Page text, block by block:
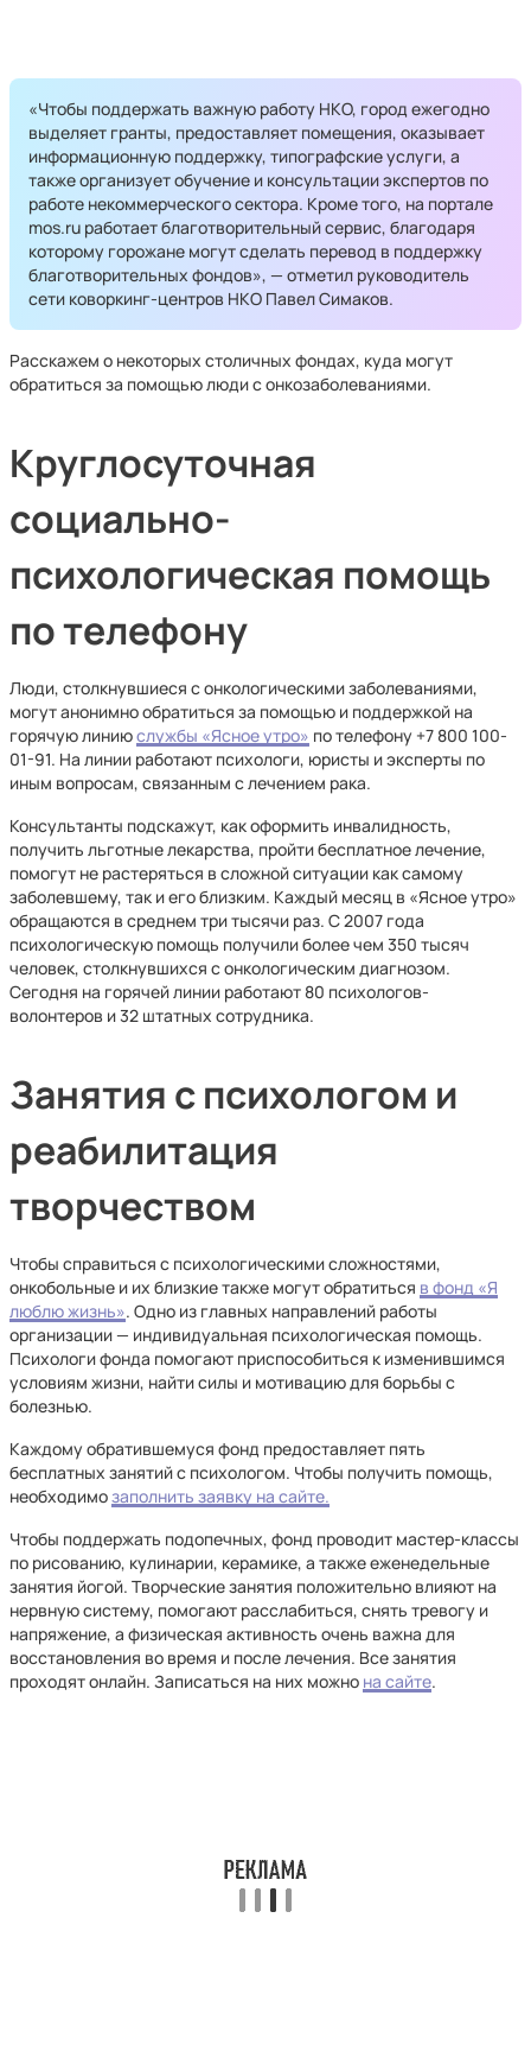
«Чтобы поддержать важную работу НКО, город ежегодно
выделяет гранты, предоставляет помещения, оказывает
информационную поддержку, типографские услуги, а
также организует обучение и консультации экспертов по
работе некоммерческого сектора. Кроме того, на портале
mos.ru работает благотворительный сервис, благодаря
которому горожане могут сделать перевод в поддержку
благотворительных фондов», — отметил руководитель
сети коворкинг-центров НКО Павел Симаков.
Расскажем о некоторых столичных фондах, куда могут
обратиться за помощью люди с онкозаболеваниями.
Круглосуточная
социально-
психологическая помощь
по телефону
Люди, столкнувшиеся с онкологическими заболеваниями,
могут анонимно обратиться за помощью и поддержкой на
горячую линиюслужбы «Ясное утро» по телефону +7 800 100-
01-91. На линии работают психологи, юристы и эксперты по
иным вопросам, связанным с лечением рака.
Консультанты подскажут, как оформить инвалидность,
получить льготные лекарства, пройти бесплатное лечение,
помогут не растеряться в сложной ситуации как самому
заболевшему, так и его близким. Каждый месяц в «Ясное утро»
обращаются в среднем три тысячи раз. С 2007 года
психологическую помощь получили более чем 350 тысяч
человек, столкнувшихся с онкологическим диагнозом.
Сегодня на горячей линии работают 80 психологов-
волонтеров и 32 штатных сотрудника.
Занятия с психологом и
реабилитация
творчеством
Чтобы справиться с психологическими сложностями,
онкобольные и их близкие также могут обратиться в фонд «Я
люблю жизнь». Одно из главных направлений работы
организации — индивидуальная психологическая помощь.
Психологи фонда помогают приспособиться к изменившимся
условиям жизни, найти силы и мотивацию для борьбы с
болезнью.
Каждому обратившемуся фонд предоставляет пять
бесплатных занятий с психологом. Чтобы получить помощь,
необходимозаполнить заявку на сайте.
Чтобы поддержать подопечных, фонд проводит мастер-классы
по рисованию, кулинарии, керамике, а также еженедельные
занятия йогой. Творческие занятия положительно влияют на
нервную систему, помогают расслабиться, снять тревогу и
напряжение, а физическая активность очень важна для
восстановления во время и после лечения. Все занятия
проходят онлайн. Записаться на них можно на сайте.